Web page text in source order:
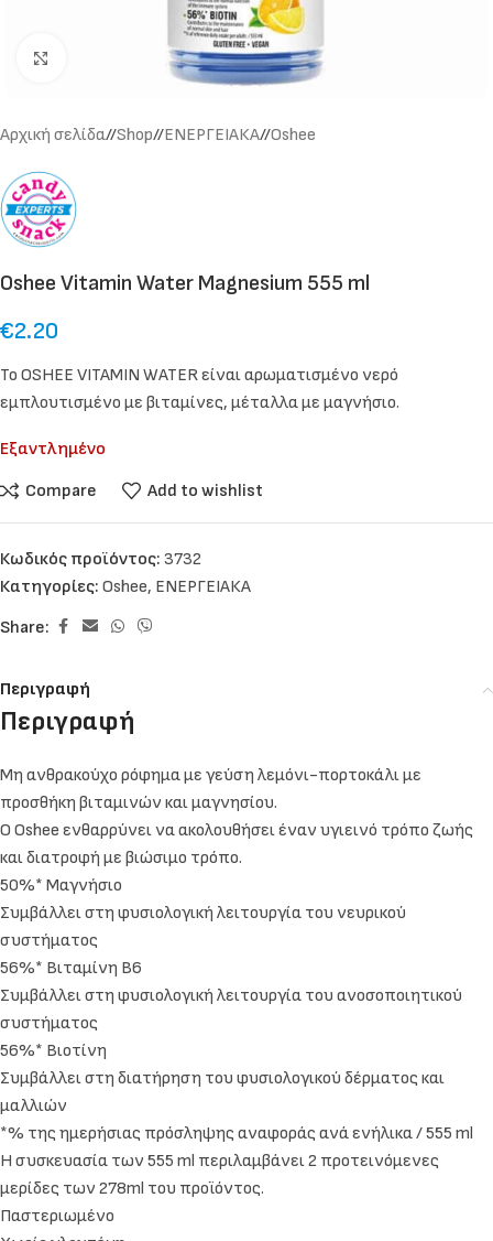
Click to enlarge
Αρχική σελίδα/ Shop/ ΕΝΕΡΓΕΙΑΚΑ/ Oshee
Oshee Vitamin Water Magnesium 555 ml
€2.20
Το OSHEE VITAMIN WATER είναι αρωματισμένο νερό
εμπλουτισμένο με βιταμίνες, μέταλλα με μαγνήσιο.
Εξαντλημένο
Compare
Add to wishlist
Κωδικός προϊόντος: 3732
Κατηγορίες: Oshee, ΕΝΕΡΓΕΙΑΚΑ
Share:
Περιγραφή
Περιγραφή
Μη ανθρακούχο ρόφημα με γεύση λεμόνι-πορτοκάλι με
προσθήκη βιταμινών και μαγνησίου.
Ο Oshee ενθαρρύνει να ακολουθήσει έναν υγιεινό τρόπο ζωής
και διατροφή με βιώσιμο τρόπο.
50%* Μαγνήσιο
Συμβάλλει στη φυσιολογική λειτουργία του νευρικού
συστήματος
56%* Βιταμίνη Β6
Συμβάλλει στη φυσιολογική λειτουργία του ανοσοποιητικού
συστήματος
56%* Βιοτίνη
Συμβάλλει στη διατήρηση του φυσιολογικού δέρματος και
μαλλιών
*% της ημερήσιας πρόσληψης αναφοράς ανά ενήλικα / 555 ml
Η συσκευασία των 555 ml περιλαμβάνει 2 προτεινόμενες
μερίδες των 278ml του προϊόντος.
Παστεριωμένο